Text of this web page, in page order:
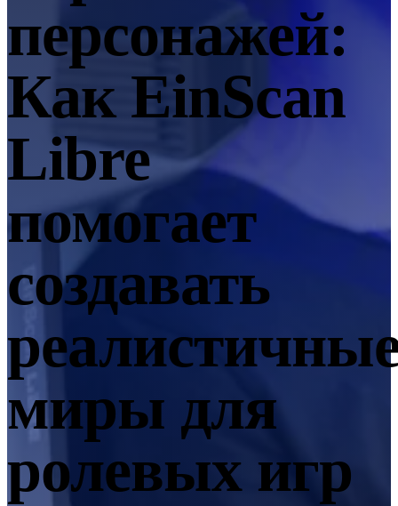
EinScan SE V2
Аксессуары
FootStation 2
Backpack for EinScan Libre
Профессиональные решения
ДЛЯ НАЧИНАЮЩИХ · EINSTAR ДЛЯ ЛЮБИТЕЛЕЙ
Лучшие экономичные 3D-сканеры для начинающих
EINSTAR 2 🛜НОВИНКА
EINSTAR VEGA 🛜
3D-решения для начинающих
СТОМАТОЛОГИЯ ДЛЯ СТОМАТОЛОГИИ
Интраоральный сканер
Aoralscan Elite Wireless
Aoralscan 3 Wireless
персонажей:
Как EinScan
Libre
помогает
создавать
миры для
ролевых игр